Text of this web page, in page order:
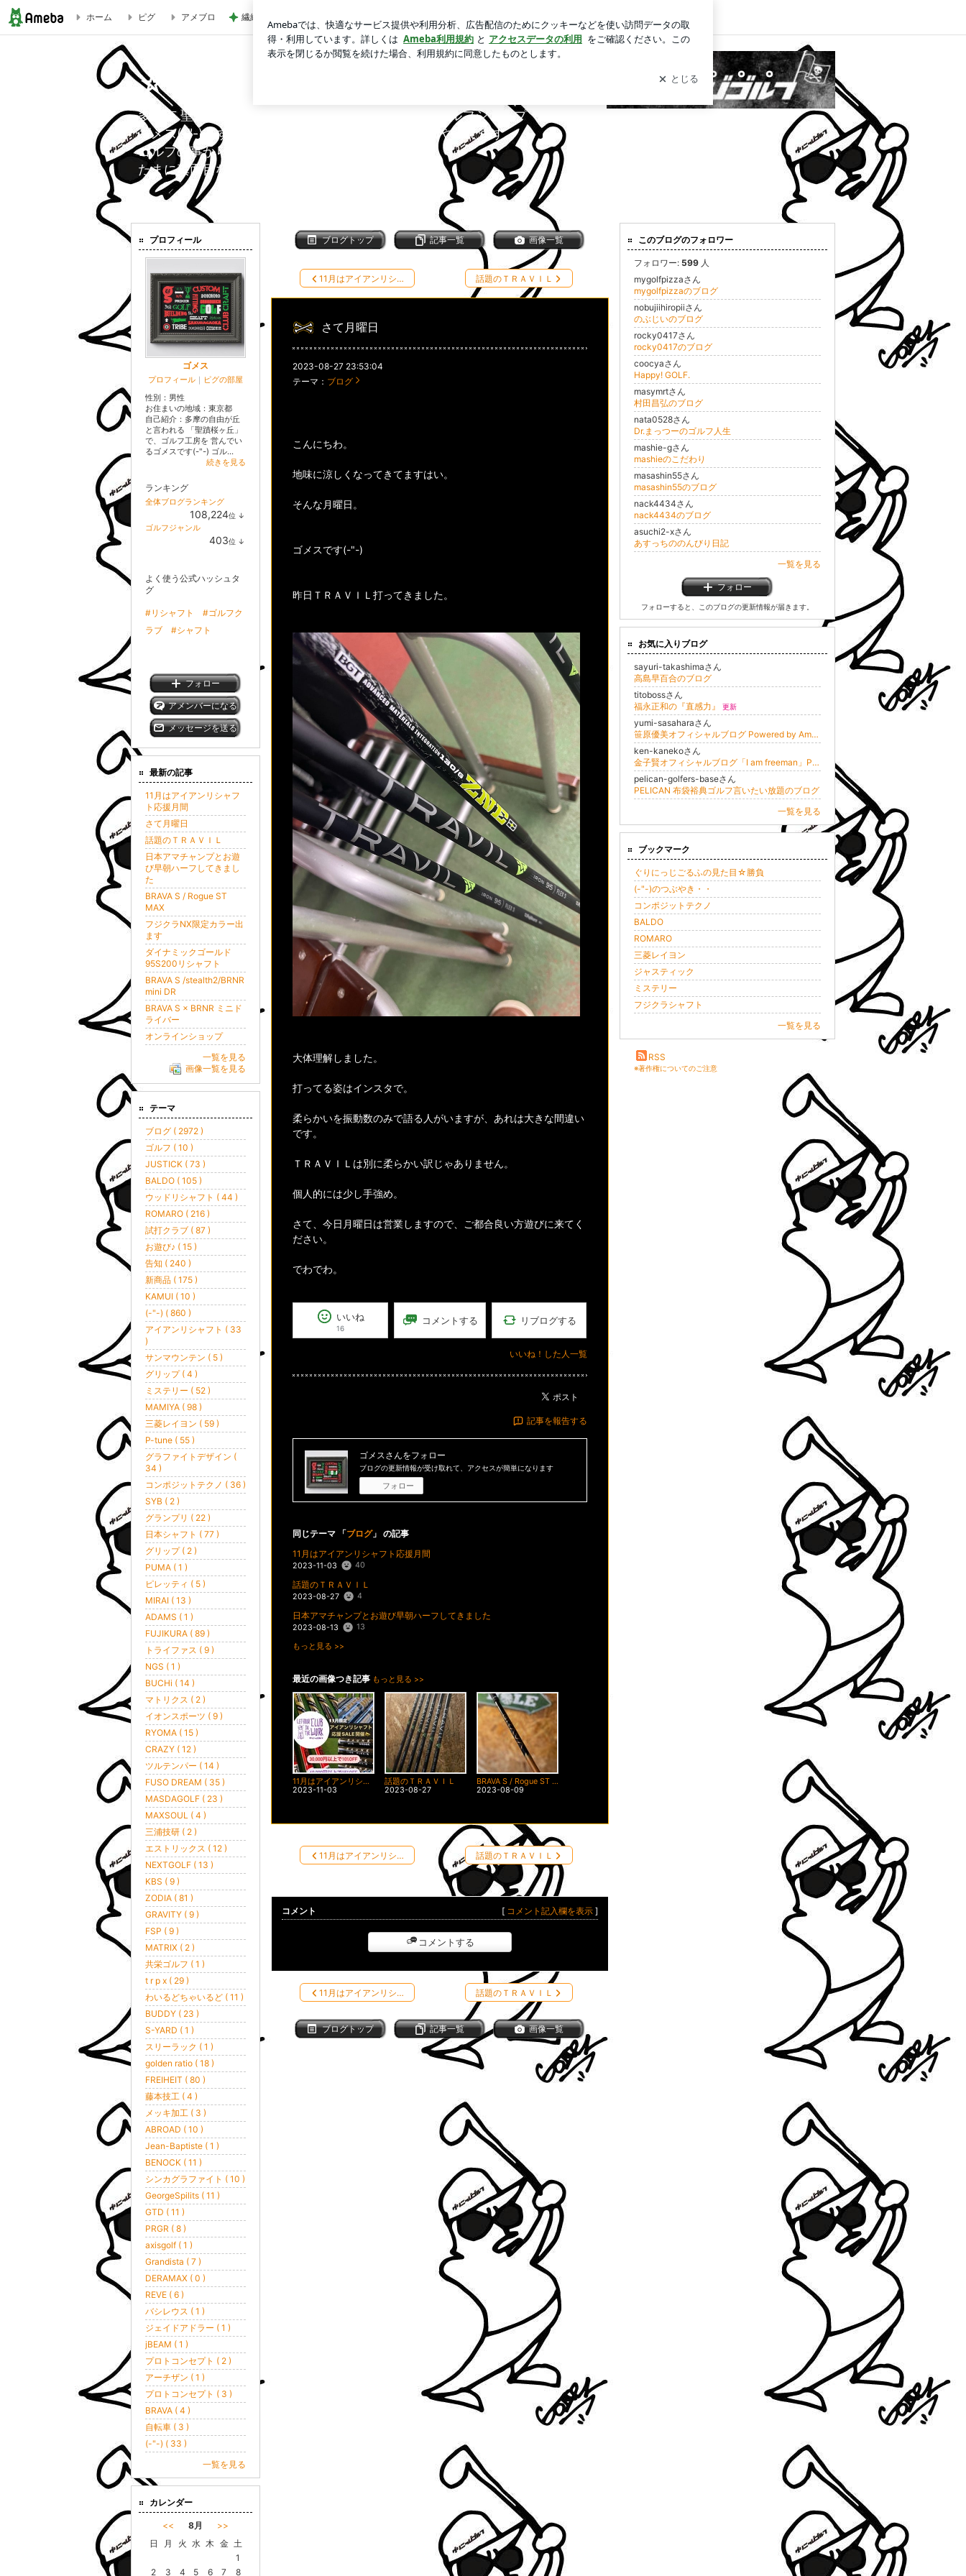
さて月曜日 | ☆ぐりにっじごるふ☆の見た目勝負(-。-)y-゜゜゜
ホーム ピグ アメブロ 繊細な娘と始めた平和学習の本 ログイン
☆ぐりにっじごるふ☆の見た目勝負(-。-)y-゜゜゜
多摩市 聖蹟桜ヶ丘(桜ヶ丘カントリー目の前)にあるゴルフショップ（ゴルフ工房）の
ゴメス(-"-)です。。YouTube/TikTok/Instagram/FBやってます。
ゴルフの事からくだらない事まで・・・
たまに真面目な事を書きます、、。
ブログトップ 記事一覧 画像一覧
11月はアイアンリシ… 話題のＴＲＡＶＩＬ
さて月曜日
2023-08-27 23:53:04
テーマ： ブログ
こんにちわ。
地味に涼しくなってきてますはい。
そんな月曜日。
ゴメスです(-"-)
昨日ＴＲＡＶＩＬ打ってきました。
大体理解しました。
打ってる姿はインスタで。
柔らかいを振動数のみで語る人がいますが、あれは大きな間違い
です。
ＴＲＡＶＩＬは別に柔らかい訳じゃありません。
個人的には少し手強め。
さて、今日月曜日は営業しますので、ご都合良い方遊びに来てく
ださい。
でわでわ。
いいね
16
コメントする リブログする
いいね！した人一覧
ポスト
記事を報告する
ゴメス さんをフォロー
ブログの更新情報が受け取れて、アクセスが簡単になります
フォロー
同じテーマ 「ブログ」 の記事
11月はアイアンリシャフト応援月間
2023-11-03 40
話題のＴＲＡＶＩＬ
2023-08-27 4
日本アマチャンプとお遊び早朝ハーフしてきました
2023-08-13 13
もっと見る >>
最近の画像つき記事 もっと見る >>
11月はアイアンリシャフト応援月間
2023-11-03
話題のＴＲＡＶＩＬ
2023-08-27
BRAVA S / Rogue ST MAX
2023-08-09
11月はアイアンリシ… 話題のＴＲＡＶＩＬ
[ コメント記入欄を表示 ]
コメント
コメントする
11月はアイアンリシ… 話題のＴＲＡＶＩＬ
ブログトップ 記事一覧 画像一覧
このブログのフォロワー
フォロワー: 599 人
mygolfpizzaさん
mygolfpizzaのブログ
nobujiihiropiiさん
のぶじいのブログ
rocky0417さん
rocky0417のブログ
coocyaさん
Happy! GOLF.
masymrtさん
村田昌弘のブログ
nata0528さん
Dr.まっつーのゴルフ人生
mashie-gさん
mashieのこだわり
masashin55さん
masashin55のブログ
nack4434さん
nack4434のブログ
asuchi2-xさん
あすっちののんびり日記
一覧を見る
フォロー
フォローすると、このブログの更新情報が届きます。
お気に入りブログ
sayuri-takashimaさん
高島早百合のブログ
titobossさん
福永正和の『直感力』
更新
yumi-sasaharaさん
笹原優美オフィシャルブログ Powered by Ameba
ken-kanekoさん
金子賢オフィシャルブログ「I am freeman」Powered by Ameba
pelican-golfers-baseさん
PELICAN 布袋裕典ゴルフ言いたい放題のブログ
一覧を見る
ブックマーク
ぐりにっじごるふの見た目☆勝負
(-"-)のつぶやき・・
コンポジットテクノ
BALDO
ROMARO
三菱レイヨン
ジャスティック
ミステリー
フジクラシャフト
一覧を見る
RSS
※著作権についてのご注意
プロフィール
ゴメス
プロフィール ｜ ピグの部屋
性別： 男性
お住まいの地域： 東京都
自己紹介：多摩の自由が丘
と言われる 「聖蹟桜ヶ丘」
で、ゴルフ工房を 営んでい
るゴメスです(-"-) ゴル...
続きを見る
ランキング
全体ブログランキング
108,224位 ↓
ゴルフジャンル
403位 ↓
よく使う公式ハッシュタ
グ
#リシャフト
#ゴルフク
ラブ
#シャフト
フォロー
アメンバーになる
メッセージを送る
最新の記事
11月はアイアンリシャフ
ト応援月間
さて月曜日
話題のＴＲＡＶＩＬ
日本アマチャンプとお遊
び早朝ハーフしてきまし
た
BRAVA S / Rogue ST
MAX
フジクラNX限定カラー出
ます
ダイナミックゴールド
95S200リシャフト
BRAVA S /stealth2/BRNR
mini DR
BRAVA S × BRNR ミニド
ライバー
オンラインショップ
一覧を見る
画像一覧を見る
テーマ
ブログ ( 2972 )
ゴルフ ( 10 )
JUSTICK ( 73 )
BALDO ( 105 )
ウッドリシャフト ( 44 )
ROMARO ( 216 )
試打クラブ ( 87 )
お遊び♪ ( 15 )
告知 ( 240 )
新商品 ( 175 )
KAMUI ( 10 )
(-"-) ( 860 )
アイアンリシャフト ( 33
)
サンマウンテン ( 5 )
グリップ ( 4 )
ミステリー ( 52 )
MAMIYA ( 98 )
三菱レイヨン ( 59 )
P-tune ( 55 )
グラファイトデザイン (
34 )
コンポジットテクノ ( 36 )
SYB ( 2 )
グランプリ ( 22 )
日本シャフト ( 77 )
グリップ ( 2 )
PUMA ( 1 )
ピレッティ ( 5 )
MIRAI ( 13 )
ADAMS ( 1 )
FUJIKURA ( 89 )
トライファス ( 9 )
NGS ( 1 )
BUCHi ( 14 )
マトリクス ( 2 )
イオンスポーツ ( 9 )
RYOMA ( 15 )
CRAZY ( 12 )
ツルテンパー ( 14 )
FUSO DREAM ( 35 )
MASDAGOLF ( 23 )
MAXSOUL ( 4 )
三浦技研 ( 2 )
エストリックス ( 12 )
NEXTGOLF ( 13 )
KBS ( 9 )
ZODIA ( 81 )
GRAVITY ( 9 )
FSP ( 9 )
MATRIX ( 2 )
共栄ゴルフ ( 1 )
t r p x ( 29 )
わいるどちゃいるど ( 11 )
BUDDY ( 23 )
S-YARD ( 1 )
スリーラック ( 1 )
golden ratio ( 18 )
FREIHEIT ( 80 )
藤本技工 ( 4 )
メッキ加工 ( 3 )
ABROAD ( 10 )
Jean-Baptiste ( 1 )
BENOCK ( 11 )
シンカグラファイト ( 10 )
GeorgeSpilits ( 11 )
GTD ( 11 )
PRGR ( 8 )
axisgolf ( 1 )
Grandista ( 7 )
DERAMAX ( 0 )
REVE ( 6 )
バシレウス ( 1 )
ジェイドアドラー ( 1 )
jBEAM ( 1 )
プロトコンセプト ( 2 )
アーチザン ( 1 )
プロトコンセプト ( 3 )
BRAVA ( 4 )
自転車 ( 3 )
(-"-) ( 33 )
一覧を見る
カレンダー
<< 8月
>>
日
月 火 水 木 金 土
1
2
3 4 5 6 7 8